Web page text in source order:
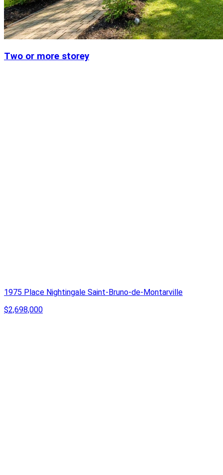
Two or more storey
1975 Place Nightingale Saint-Bruno-de-Montarville
$2,698,000